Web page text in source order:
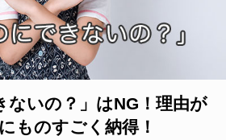
ないの？」はNG！理由が
ものすごく納得！